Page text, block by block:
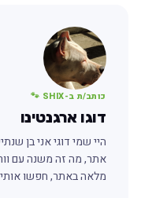
כותב/ת ב-SHIX 🐾
דוגו ארגנטינו
היי שמי דוגי אני בן
אתר, מה זה משנה עם
מלאה באתר, חפשו אותי :)